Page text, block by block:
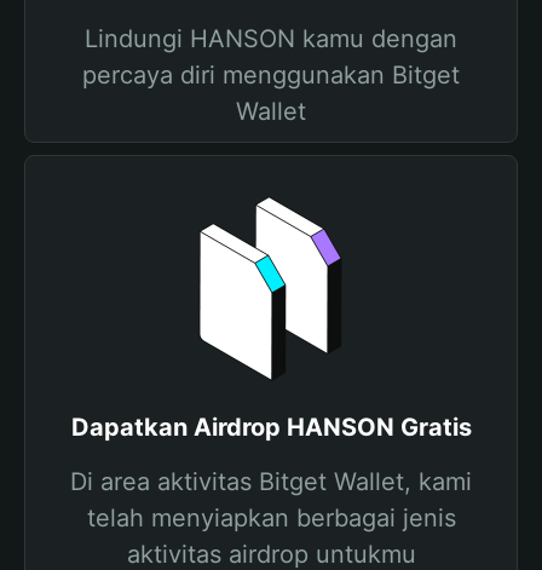
Lindungi HANSON kamu dengan
percaya diri menggunakan Bitget
Wallet
Dapatkan Airdrop HANSON Gratis
Di area aktivitas Bitget Wallet, kami
telah menyiapkan berbagai jenis
aktivitas airdrop untukmu